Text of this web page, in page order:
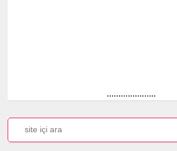
.....................